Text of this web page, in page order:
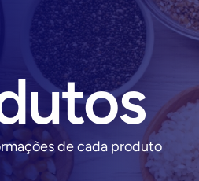
de cada produto